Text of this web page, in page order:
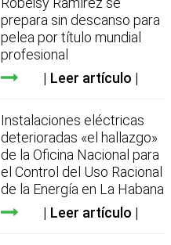
prepara sin descanso para
pelea por título mundial
profesional
Leer artículo
Instalaciones eléctricas
deterioradas «el hallazgo»
de la Oficina Nacional para
el Control del Uso Racional
de la Energía en La Habana
Leer artículo